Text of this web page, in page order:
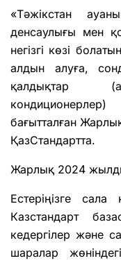
«Тәжікстан
денсаулығы мен
негізгі көзі
алдын алуға,
қалдықтар
бағытталған
ҚазСтандартта.
Жарлық 2024
Естеріңізге
Казстандарт
кедергілер және
шаралар